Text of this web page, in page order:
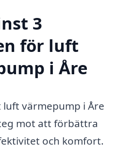
3
för luft
i Åre
värmepump i Åre
mot att förbättra
och komfort.